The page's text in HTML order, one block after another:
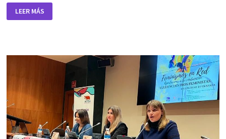
ENCUENTROS
FEMINISTAS
TRANSFORMAN
COMUNICADORAS»
LEER MÁS